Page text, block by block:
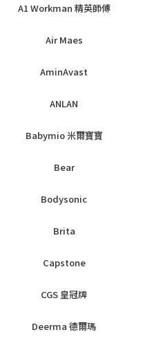
A1 Workman 精英師傅
Air Maes
AminAvast
ANLAN
Babymio 米爾寶寶
Bear
Bodysonic
Brita
Capstone
CGS 皇冠牌
Deerma 德爾瑪